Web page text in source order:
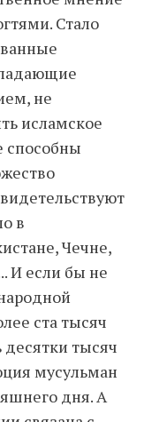
Стало
не
исламское
способны
в
Чечне,
И если бы не
ста тысяч
тысяч
мусульман
дня. А